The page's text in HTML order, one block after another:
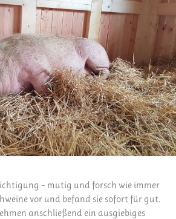
– mutig und forsch wie immer
vor und befand sie sofort für gut.
anschließend ein ausgiebiges